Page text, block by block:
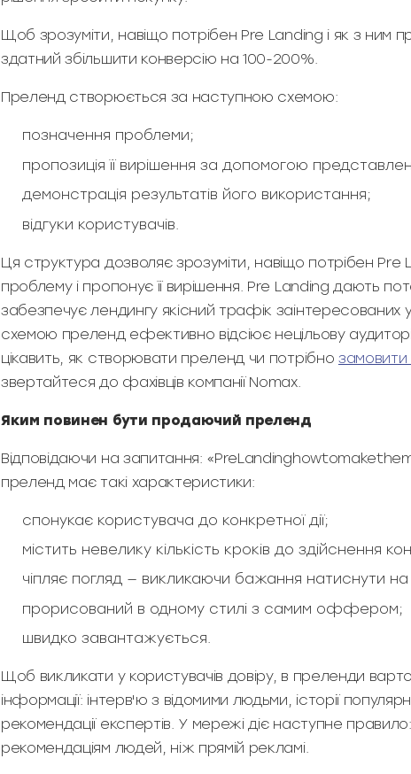
Щоб зрозуміти, навіщо потрібен Pre Landing і як з
здатний збільшити конверсію на 100-200%.
Преленд створюється за наступною схемою:
позначення проблеми;
пропозиція її вирішення за допомогою
демонстрація результатів його використання;
відгуки користувачів.
Ця структура дозволяє зрозуміти, навіщо потрібен
проблему і пропонує її вирішення. Pre Landing дають
забезпечує лендингу якісний трафік заінтересованих
схемою преленд ефективно відсіює нецільову
цікавить, як створювати преленд чи потрібно замовити
звертайтеся до фахівців компанії Nomax.
Яким повинен бути продаючий преленд
Відповідаючи на запитання:
преленд має такі характеристики:
спонукає користувача до конкретної дії;
містить невелику кількість кроків до здійснення
чіпляє погляд — викликаючи бажання натиснути
прорисований в одному стилі з самим оффером;
швидко завантажується.
Щоб викликати у користувачів довіру, в преленди
інформації: інтерв'ю з відомими людьми, історії
рекомендації експертів. У мережі діє наступне
рекомендаціям людей, ніж прямій рекламі.